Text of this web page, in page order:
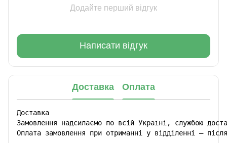
Додайте перший відгук
Написати відгук
Доставка Оплата
Доставка
Замовлення надсилаємо по всій Україні, службою
Оплата замовлення при отриманні у відділенні –